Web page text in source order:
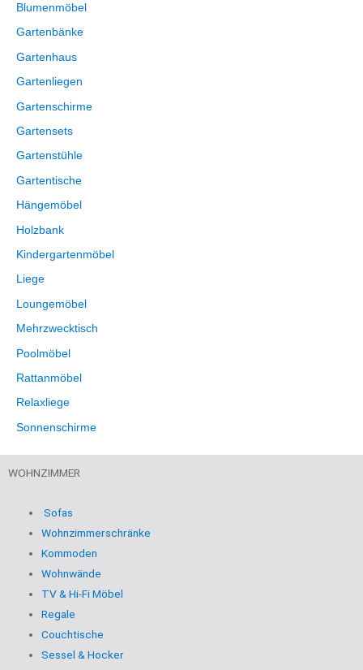
Blumenmöbel
Gartenbänke
Gartenhaus
Gartenliegen
Gartenschirme
Gartensets
Gartenstühle
Gartentische
Hängemöbel
Holzbank
Kindergartenmöbel
Liege
Loungemöbel
Mehrzwecktisch
Poolmöbel
Rattanmöbel
Relaxliege
Sonnenschirme
WOHNZIMMER
Sofas
Wohnzimmerschränke
Kommoden
Wohnwände
TV & Hi-Fi Möbel
Regale
Couchtische
Sessel & Hocker